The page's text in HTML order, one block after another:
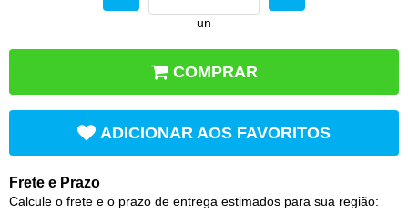
un
COMPRAR
ADICIONAR AOS FAVORITOS
Frete e Prazo
Calcule o frete e o prazo de entrega estimados para sua região: